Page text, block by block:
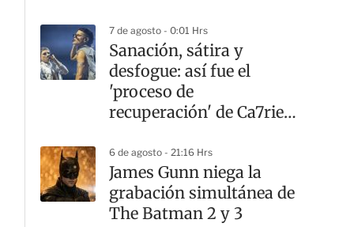
7 de agosto - 0:01 Hrs
Sanación, sátira y
desfogue: así fue el
'proceso de
recuperación' de Ca7riel
CDMX
6 de agosto - 21:16 Hrs
James Gunn niega la
grabación simultánea de
The Batman 2 y 3